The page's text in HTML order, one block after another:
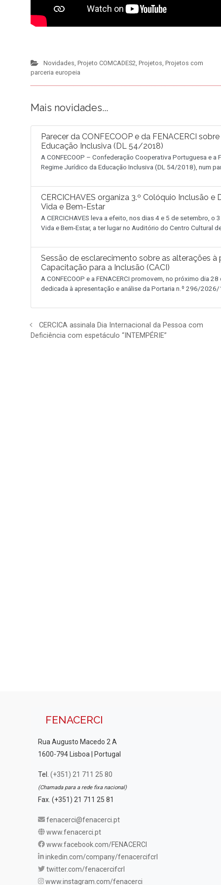
Novidades Projeto COMCADES2 Projetos Projetos com
parceria europeia
Mais novidades...
Parecer da CONFECOOP e da FENACERCI
Educação Inclusiva (DL 54/2018)
A CONFECOOP – Confederação Cooperativa Portuguesa e
Regime Jurídico da Educação Inclusiva (DL 54/2018), num
CERCICHAVES organiza 3.º Colóquio Inclusão
Vida e Bem-Estar
A CERCICHAVES leva a efeito, nos dias 4 e 5 de setembro,
Vida e Bem-Estar, a ter lugar no Auditório do Centro Cultural
Sessão de esclarecimento sobre as alterações
Capacitação para a Inclusão (CACI)
A CONFECOOP e a FENACERCI promovem, no próximo dia
dedicada à apresentação e análise da Portaria n.º 296/2026/
CERCICA assinala Dia Internacional da Pessoa com
Deficiência com espetáculo “INTEMPÉRIE”
FENACERCI
Rua Augusto Macedo 2 A
1600-794 Lisboa | Portugal
Tel. (+351) 21 711 25 80
(Chamada para a rede fixa nacional)
Fax. (+351) 21 711 25 81
fenacerci@fenacerci.pt
www.fenacerci.pt
www.facebook.com/FENACERCI
inkedin.com/company/fenacercifcrl
twitter.com/fenacercifcrl
www.instagram.com/fenacerci